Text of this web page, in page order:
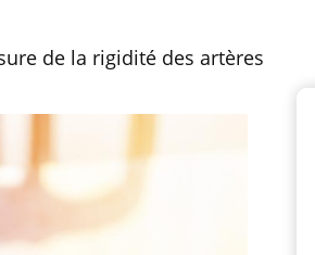
de la rigidité des artères